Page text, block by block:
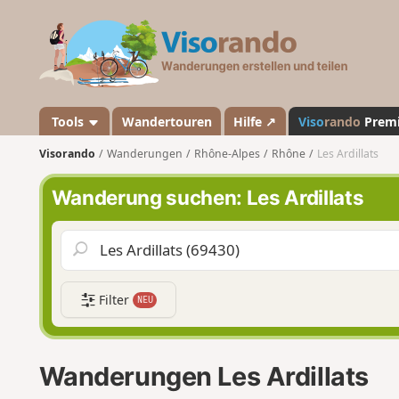
a
n
d
o
Tools Wandertouren Hilfe ↗ Visorando
Visorando Wanderungen Rhône-Alpes Rhône Les Ardillats
Wanderung suchen: Les Ardillats
Filter NEU
Wanderungen Les Ardillats